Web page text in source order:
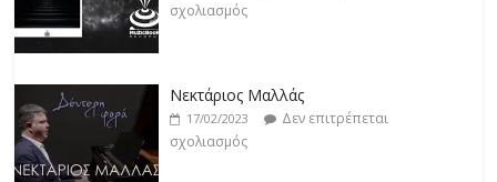
σχολιασμός
Νεκτάριος Μαλλάς
17/02/2023
Δεν επιτρέπεται
σχολιασμός